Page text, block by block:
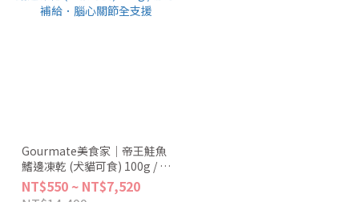
Gourmate美食家｜帝王鮭魚
鰭邊凍乾 (犬貓可食) 100g / 膠
原補給．腦心關節全支援
NT$550 ~ NT$7,520